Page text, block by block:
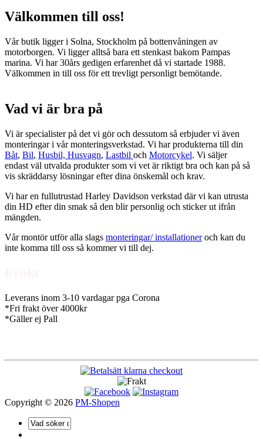
Välkommen till oss!
Vår butik ligger i Solna, Stockholm på bottenvåningen av
motorborgen. Vi ligger alltså bara ett stenkast bakom Pampas
marina. Vi har 30års gedigen erfarenhet då vi startade 1988.
Välkommen in till oss för ett trevligt personligt bemötande.
Vad vi är bra på
Vi är specialister på det vi gör och dessutom så erbjuder vi även
monteringar i vår monteringsverkstad. Vi har produkterna till din
Båt, Bil, Husbil, Husvagn, Lastbil och Motorcykel. Vi säljer
endast väl utvalda produkter som vi vet är riktigt bra och kan på så
vis skräddarsy lösningar efter dina önskemål och krav.
Vi har en fullutrustad Harley Davidson verkstad där vi kan utrusta
din HD efter din smak så den blir personlig och sticker ut ifrån
mängden.
Vår montör utför alla slags monteringar/ installationeroch kan du
inte komma till oss så kommer vi till dej.
Leverans inom 3-10 vardagar pga Corona
*Fri frakt över 4000kr
*Gäller ej Pall
Copyright © 2026 PM-Shopen